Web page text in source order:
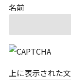
名前
上に表示された